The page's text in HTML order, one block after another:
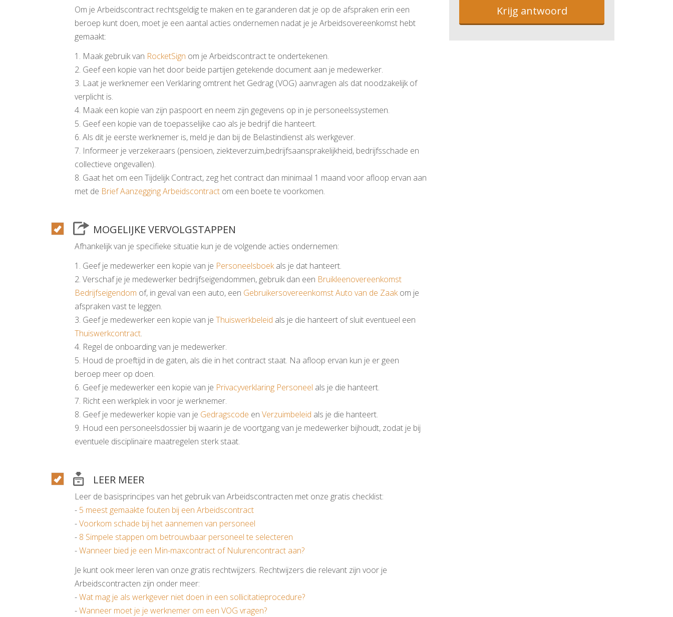
Om je Arbeidscontract rechtsgeldig te maken en te garanderen dat je op de afspraken erin een
beroep kunt doen, moet je een aantal acties ondernemen nadat je je Arbeidsovereenkomst hebt
gemaakt:
1. Maak gebruik van RocketSign om je Arbeidscontract te ondertekenen.
2. Geef een kopie van het door beide partijen getekende document aan je medewerker.
3. Laat je werknemer een Verklaring omtrent het Gedrag (VOG) aanvragen als dat noodzakelijk of
verplicht is.
4. Maak een kopie van zijn paspoort en neem zijn gegevens op in je personeelssystemen.
5. Geef een kopie van de toepasselijke cao als je bedrijf die hanteert.
6. Als dit je eerste werknemer is, meld je dan bij de Belastindienst als werkgever.
7. Informeer je verzekeraars (pensioen, ziekteverzuim,bedrijfsaansprakelijkheid, bedrijfsschade en
collectieve ongevallen).
8. Gaat het om een Tijdelijk Contract, zeg het contract dan minimaal 1 maand voor afloop ervan aan
met de Brief Aanzegging Arbeidscontract om een boete te voorkomen.
MOGELIJKE VERVOLGSTAPPEN
Afhankelijk van je specifieke situatie kun je de volgende acties ondernemen:
1. Geef je medewerker een kopie van je Personeelsboekals je dat hanteert.
2. Verschaf je je medewerker bedrijfseigendommen, gebruik dan een Bruikleenovereenkomst
Bedrijfseigendom of, in geval van een auto, een Gebruikersovereenkomst Auto van de Zaakom je
afspraken vast te leggen.
3. Geef je medewerker een kopie van je Thuiswerkbeleid als je die hanteert of sluit eventueel een
Thuiswerkcontract.
4. Regel de onboarding van je medewerker.
5. Houd de proeftijd in de gaten, als die in het contract staat. Na afloop ervan kun je er geen
beroep meer op doen.
6. Geef je medewerker een kopie van je Privacyverklaring Personeel als je die hanteert.
7. Richt een werkplek in voor je werknemer.
8. Geef je medewerker kopie van je Gedragscode en Verzuimbeleid als je die hanteert.
9. Houd een personeelsdossier bij waarin je de voortgang van je medewerker bijhoudt, zodat je bij
eventuele disciplinaire maatregelen sterk staat.
LEER MEER
Leer de basisprincipes van het gebruik van Arbeidscontracten met onze gratis checklist:
- 5 meest gemaakte fouten bij een Arbeidscontract
-Voorkom schade bij het aannemen van personeel
- 8 Simpele stappen om betrouwbaar personeel te selecteren
-Wanneer bied je een Min-maxcontract of Nulurencontract aan?
Je kunt ook meer leren van onze gratis rechtwijzers. Rechtwijzers die relevant zijn voor je
Arbeidscontracten zijn onder meer:
-Wat mag je als werkgever niet doen in een sollicitatieprocedure?
-Wanneer moet je je werknemer om een VOG vragen?
Krijg antwoord